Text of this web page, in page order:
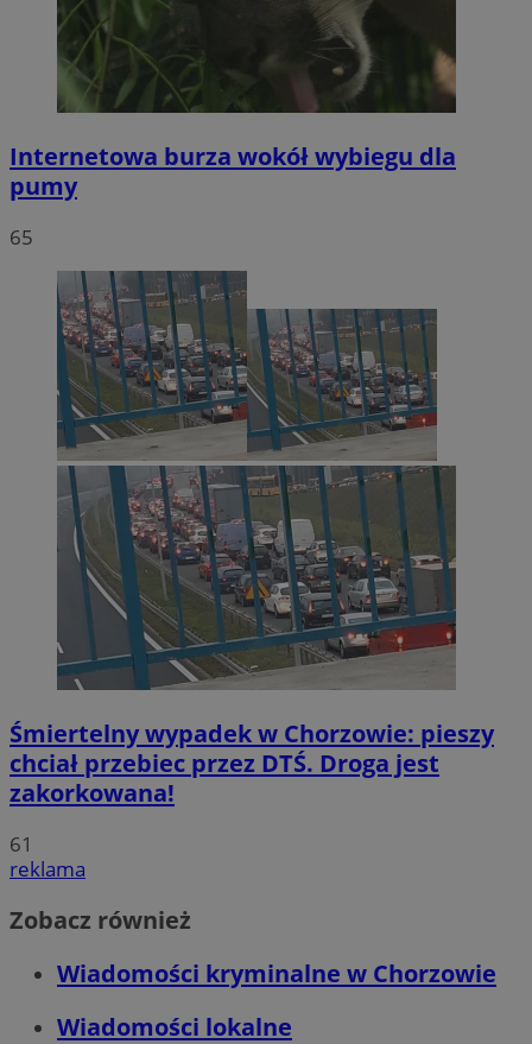
Internetowa burza wokół wybiegu dla
pumy
65
Śmiertelny wypadek w Chorzowie: pieszy
chciał przebiec przez DTŚ. Droga jest
zakorkowana!
61
reklama
Zobacz również
Wiadomości kryminalne w Chorzowie
Wiadomości lokalne